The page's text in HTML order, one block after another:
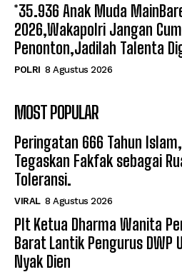
*35.936 Anak Muda
2026,Wakapolri Jangan
Penonton,Jadilah Talenta
POLRI 8 Agustus 2026
MOST POPULAR
Peringatan 666 Tahun
Tegaskan Fakfak sebagai
Toleransi.
VIRAL 8 Agustus 2026
Plt Ketua Dharma Wanita
Barat Lantik Pengurus DWP
Nyak Dien